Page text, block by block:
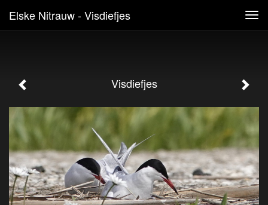
Elske Nitrauw - Visdiefjes
Visdiefjes